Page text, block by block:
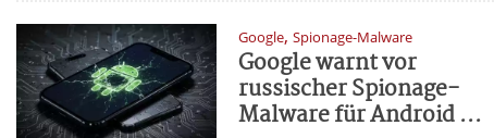
Google,Spionage-Malware
Google warnt vor
russischer Spionage-
Malware für Android ...